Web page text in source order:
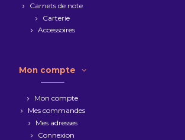
Carnets de note
Carterie
Accessoires
Mon compte
Mon compte
Mes commandes
Mes adresses
Connexion